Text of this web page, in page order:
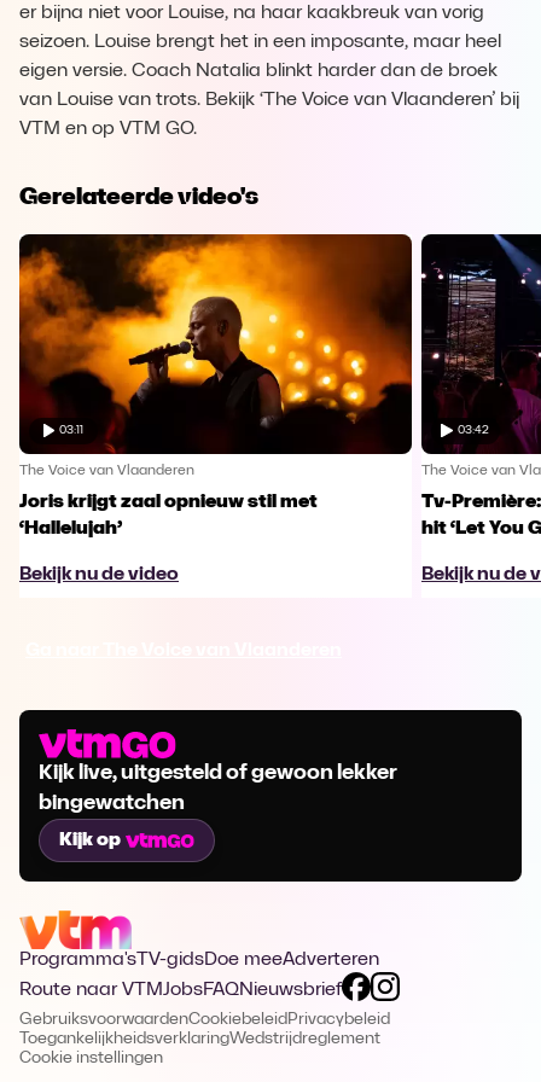
er bijna niet voor Louise, na haar kaakbreuk van vorig
seizoen. Louise brengt het in een imposante, maar heel
eigen versie. Coach Natalia blinkt harder dan de broek
van Louise van trots. Bekijk ‘The Voice van Vlaanderen’ bij
VTM en op VTM GO.
Gerelateerde video's
03:11
The Voice van Vlaanderen
Joris krijgt zaal opnieuw stil met
‘Hallelujah’
Bekijk nu de video
03:42
The Voice van
Tv-
hit ‘Let You
Bekijk nu de
Kijk live, uitgesteld of gewoon lekker
bingewatchen
Kijk op
Programma's TV-gidsDoe meeAdverteren
Route naar VTMJobsFAQNieuwsbrief
GebruiksvoorwaardenCookiebeleid Privacybeleid
ToegankelijkheidsverklaringWedstrijdreglement
Cookie instellingen